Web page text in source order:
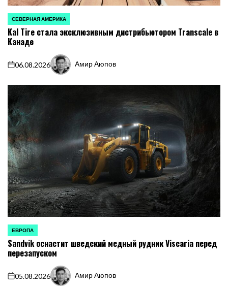
ОПУБЛИКОВАНО
В
СЕВЕРНАЯ АМЕРИКА
Kal Tire стала эксклюзивным дистрибьютором Transcale в
Канаде
on
06.08.2026
Запись
Амир Аюпов
ОПУБЛИКОВАНО
В
ЕВРОПА
Sandvik оснастит шведский медный рудник Viscaria перед
перезапуском
on
05.08.2026
Запись
Амир Аюпов